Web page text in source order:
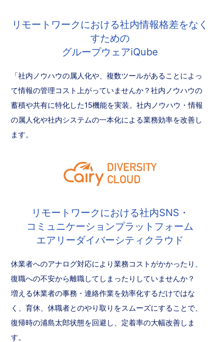
リモートワークにおける社内情報格差をなく
すための
グループウェアiQube
「社内ノウハウの属人化や、複数ツールがあることによっ
て情報の管理コスト上がっていませんか？社内ノウハウの
蓄積や共有に特化した15機能を実装。社内ノウハウ・情報
の属人化や社内システムの一本化による業務効率を改善し
ます。
リモートワークにおける社内SNS・
コミュニケーションプラットフォーム
エアリーダイバーシティクラウド
休業者へのアナログ対応により業務コストがかかったり、
復職への不安から離職してしまったりしていませんか？
増える休業者の事務・連絡作業を効率化するだけではな
く、育休、休職者とのやり取りをスムーズにすることで、
復帰時の浦島太郎状態を回避し、定着率の大幅改善しま
す。